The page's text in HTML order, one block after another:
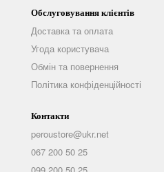
Обслуговування клієнтів
Доставка та оплата
Угода користувача
Обмін та повернення
Політика конфіденційності
Контакти
peroustore@ukr.net
067 200 50 25